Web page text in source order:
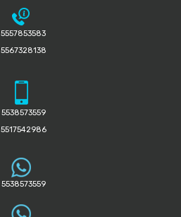
5557853583
5567328138
5538573559
5517542986
5538573559